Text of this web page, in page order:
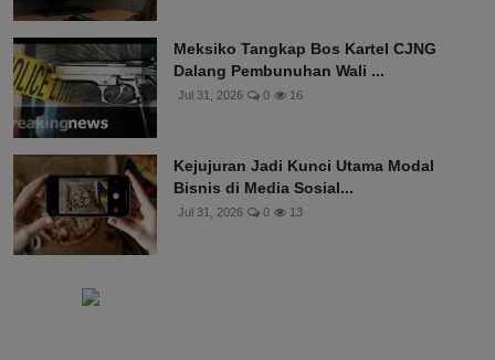
Meksiko Tangkap Bos Kartel CJNG
Dalang Pembunuhan Wali ...
Jul 31, 2026 0 16
Kejujuran Jadi Kunci Utama Modal
Bisnis di Media Sosial...
Jul 31, 2026 0 13